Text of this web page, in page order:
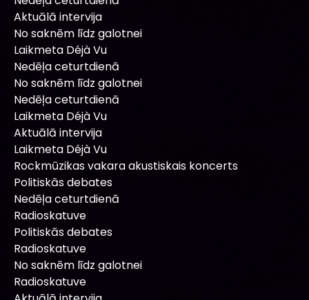
Aktuālā intervija
No saknēm līdz galotnei
Laikmeta Déjà Vu
Nedēļa ceturtdienā
No saknēm līdz galotnei
Nedēļa ceturtdienā
Laikmeta Déjà Vu
Aktuālā intervija
Laikmeta Déjà Vu
Rockmūzikas vakara akustiskais koncerts
Politiskās debates
Nedēļa ceturtdienā
Radioskatuve
Politiskās debates
Radioskatuve
No saknēm līdz galotnei
Radioskatuve